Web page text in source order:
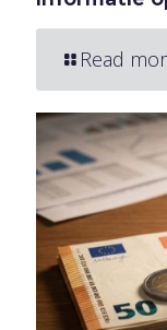
Read